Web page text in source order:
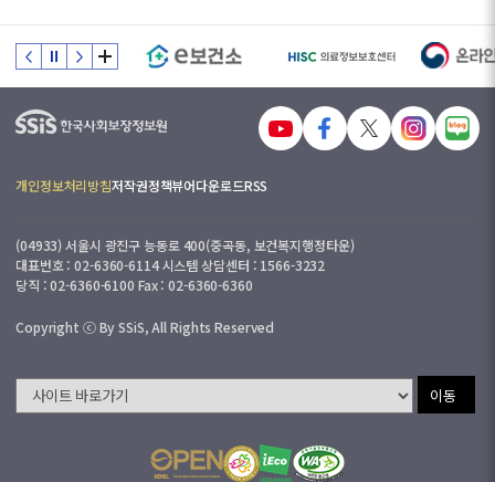
개인정보처리방침저작권정책뷰어다운로드RSS
(04933) 서울시 광진구 능동로 400(중곡동, 보건복지행정타운)
대표번호 : 02-6360-6114 시스템 상담센터 : 1566-3232
당직 : 02-6360-6100 Fax : 02-6360-6360
Copyright ⓒ By SSiS, All Rights Reserved
이동